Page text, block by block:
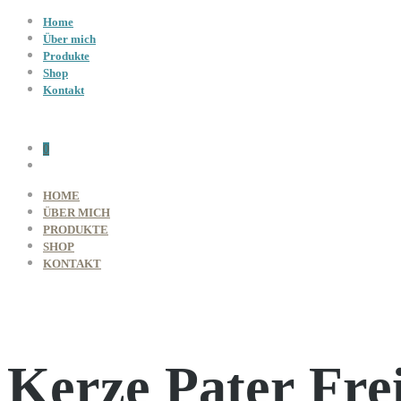
Home
Über mich
Produkte
Shop
Kontakt
0
HOME
ÜBER MICH
PRODUKTE
SHOP
KONTAKT
Kerze Pater